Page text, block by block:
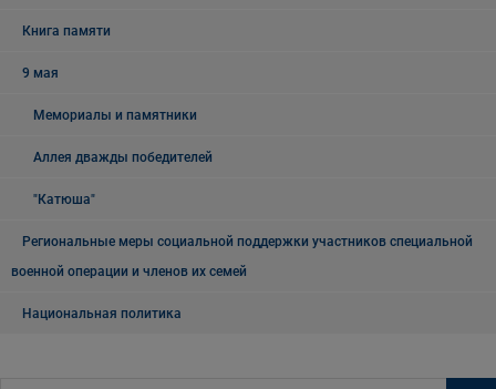
Книга памяти
9 мая
Мемориалы и памятники
Аллея дважды победителей
"Катюша"
Региональные меры социальной поддержки участников специальной
военной операции и членов их семей
Национальная политика